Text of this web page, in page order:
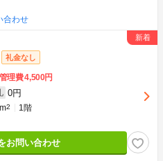
合わせ
礼金なし
管理費4,500円
0円
2 1階
お問い合わせ